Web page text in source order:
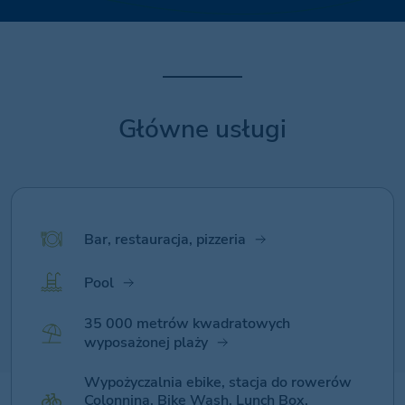
Główne usługi
Bar, restauracja, pizzeria
Pool
35 000 metrów kwadratowych
wyposażonej plaży
Wypożyczalnia ebike, stacja do rowerów
Colonnina, Bike Wash, Lunch Box,